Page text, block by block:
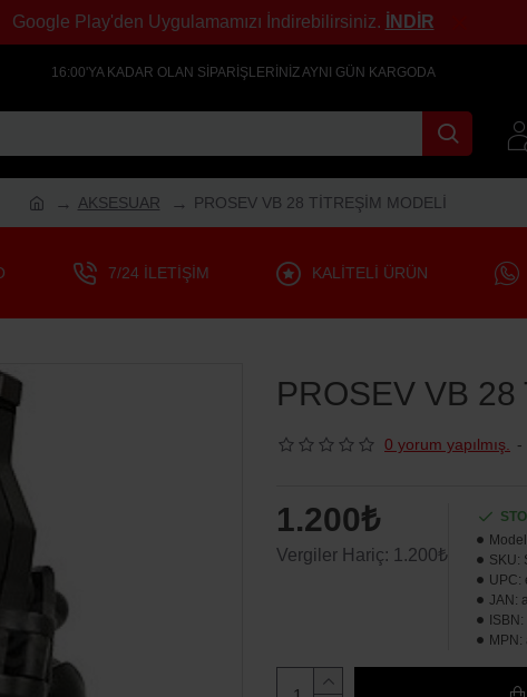
Google Play'den Uygulamamızı İndirebilirsiniz. İNDİR
16:00'YA KADAR OLAN SIPARIŞLERINIZ AYNI GÜN KARGODA
AKSESUAR PROSEV VB 28 TİTREŞİM MODELİ
7/24 İLETIŞIM KALITELI ÜRÜN
PROSEV VB 28
0 yorum yapılmış. -
1.200₺
Vergiler Hariç: 1.200₺
SKU:
UPC:
JAN: a
ISBN:
MPN: